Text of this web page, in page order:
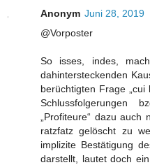
Anonym Juni 28, 2019
@Vorposter
So isses, indes,
dahintersteckenden
berüchtigten Frage
Schlussfolgerungen
„Profiteure“ dazu
ratzfatz gelöscht zu
implizite Bestätigung
darstellt, lautet doch